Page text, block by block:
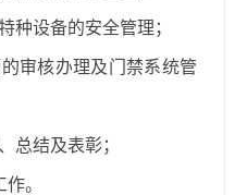
设备的安全管理；
核办理及门禁系统管
结及表彰；
。